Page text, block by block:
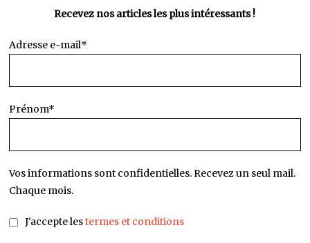
Recevez nos articles les plus intéressants !
Adresse e-mail*
Prénom*
Vos informations sont confidentielles. Recevez un seul mail.
Chaque mois.
J'accepte lestermes et conditions